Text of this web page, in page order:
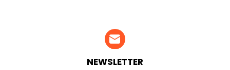
NEWSLETTER